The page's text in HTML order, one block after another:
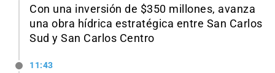
Con una inversión de $350 millones, avanza
una obra hídrica estratégica entre San Carlos
Sud y San Carlos Centro
11:43